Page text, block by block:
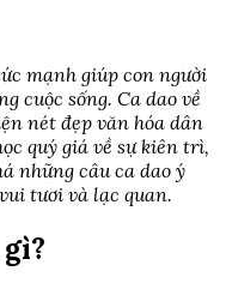
mạnh giúp con người
cuộc sống. Ca dao về
nét đẹp văn hóa dân
quý giá về sự kiên trì,
những câu ca dao ý
tươi và lạc quan.